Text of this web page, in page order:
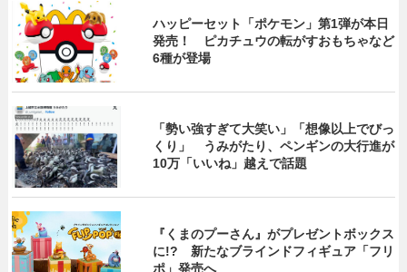
ハッピーセット「ポケモン」第1弾が本日
発売！ ピカチュウの転がすおもちゃなど
6種が登場
「勢い強すぎて大笑い」「想像以上でびっ
くり」 うみがたり、ペンギンの大行進が
10万「いいね」越えで話題
『くまのプーさん』がプレゼントボックス
に!? 新たなブラインドフィギュア「フリ
ポ」発売へ